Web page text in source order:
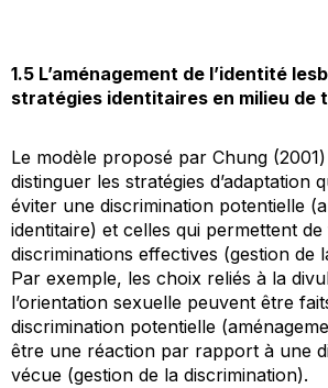
1.5 L’aménagement de l’identité
stratégies identitaires en milieu de
Le modèle proposé par Chung
distinguer les stratégies d’adaptation
éviter une discrimination potentielle
identitaire) et celles qui permettent
discriminations effectives (gestion de
Par exemple, les choix reliés à la
l’orientation sexuelle peuvent être
discrimination potentielle
être une réaction par rapport à une
vécue (gestion de la discrimination).